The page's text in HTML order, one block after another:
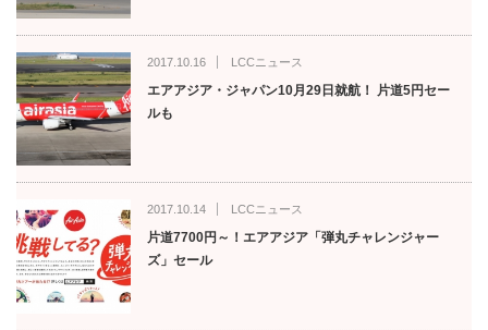
2017.10.16 LCCニュース
エアアジア・ジャパン10月29日就航！ 片道5円セー
ルも
2017.10.14 LCCニュース
片道7700円～！エアアジア「弾丸チャレンジャー
ズ」セール